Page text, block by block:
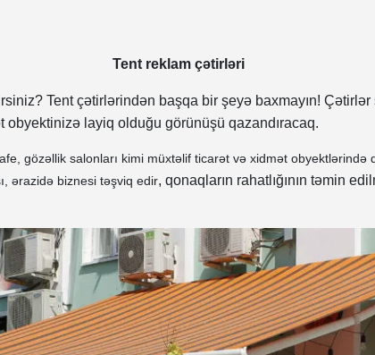
Tent reklam çətirləri
Tent çətirlərindən başqa bir şeyə baxmayın!
layiq olduğu görünüşü qazandıracaq.
gözəllik salonları kimi müxtəlif ticarət və xidmət obyektlərində
ərazidə biznesi təşviq edir, qonaqların rahatlığının təmin